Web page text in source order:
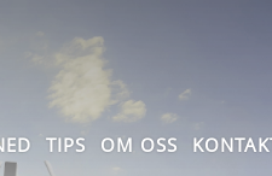
TIPS OM OSS